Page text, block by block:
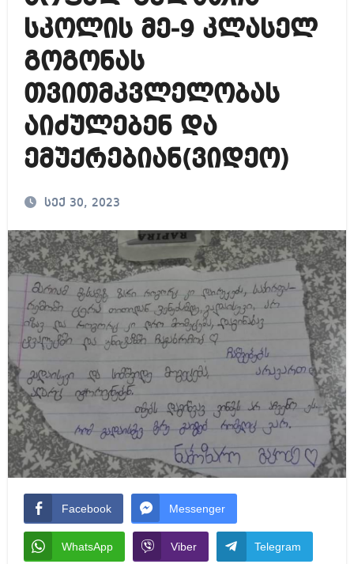
სკოლის მე-9 კლასელ
გოგონას
თვითმკვლელობას
აიძულებენ და
ემუქრებიან(ვიდეო)
სექ 30, 2023
Facebook Messenger
WhatsApp Viber Telegram